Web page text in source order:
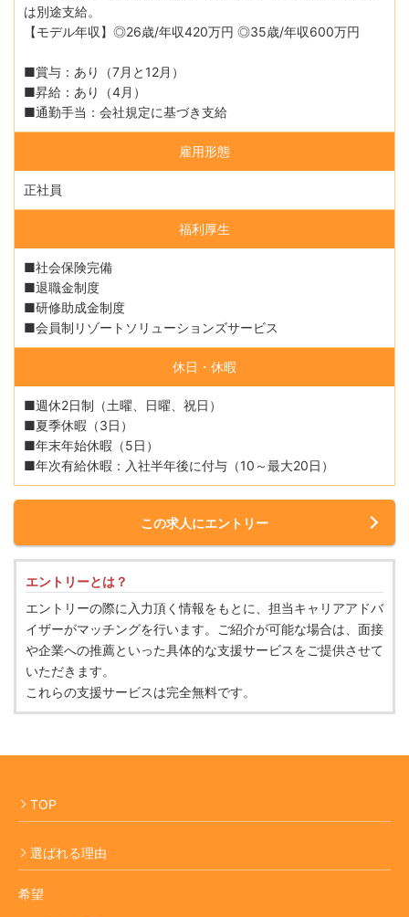
は別途支給。
【モデル年収】◎26歳/年収420万円 ◎35歳/年収600万円
■賞与：あり（7月と12月）
■昇給：あり（4月）
■通勤手当：会社規定に基づき支給
雇用形態
正社員
福利厚生
■社会保険完備
■退職金制度
■研修助成金制度
■会員制リゾートソリューションズサービス
休日・休暇
■週休2日制（土曜、日曜、祝日）
■夏季休暇（3日）
■年末年始休暇（5日）
■年次有給休暇：入社半年後に付与（10～最大20日）
この求人にエントリー
エントリーとは？
エントリーの際に入力頂く情報をもとに、担当キャリアアドバ
イザーがマッチングを行います。ご紹介が可能な場合は、面接
や企業への推薦といった具体的な支援サービスをご提供させて
いただきます。
これらの支援サービスは完全無料です。
TOP
選ばれる理由
希望